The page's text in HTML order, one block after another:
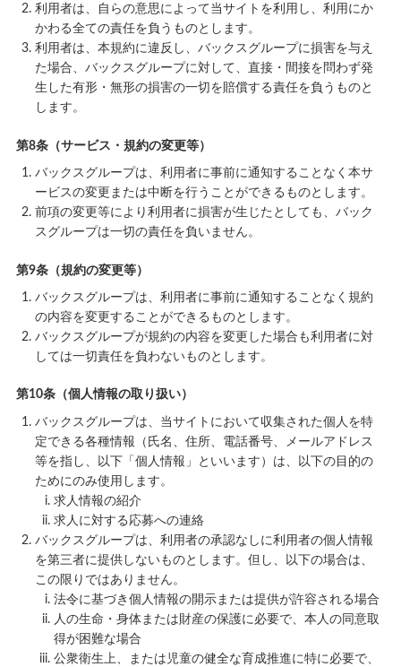
利用者は、自らの意思によって当サイトを利用し、利用にか
かわる全ての責任を負うものとします。
利用者は、本規約に違反し、バックスグループに損害を与え
た場合、バックスグループに対して、直接・間接を問わず発
生した有形・無形の損害の一切を賠償する責任を負うものと
します。
第8条（サービス・規約の変更等）
バックスグループは、利用者に事前に通知することなく本サ
ービスの変更または中断を行うことができるものとします。
前項の変更等により利用者に損害が生じたとしても、バック
スグループは一切の責任を負いません。
第9条（規約の変更等）
バックスグループは、利用者に事前に通知することなく規約
の内容を変更することができるものとします。
バックスグループが規約の内容を変更した場合も利用者に対
しては一切責任を負わないものとします。
第10条（個人情報の取り扱い）
バックスグループは、当サイトにおいて収集された個人を特
定できる各種情報（氏名、住所、電話番号、メールアドレス
等を指し、以下「個人情報」といいます）は、以下の目的の
ためにのみ使用します。
求人情報の紹介
求人に対する応募への連絡
バックスグループは、利用者の承認なしに利用者の個人情報
を第三者に提供しないものとします。但し、以下の場合は、
この限りではありません。
法令に基づき個人情報の開示または提供が許容される場合
人の生命・身体または財産の保護に必要で、本人の同意取
得が困難な場合
公衆衛生上、または児童の健全な育成推進に特に必要で、